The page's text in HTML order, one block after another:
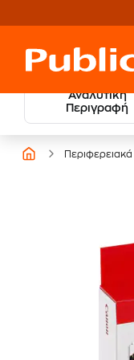
Αναλυτική
Περιγραφή
Περιφερειακά